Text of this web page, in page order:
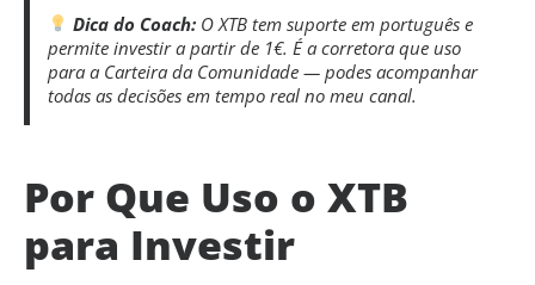
Dica do Coach: O XTB tem suporte em português e
permite investir a partir de 1€. É a corretora que uso
para a Carteira da Comunidade — podes acompanhar
todas as decisões em tempo real no meu canal.
Por Que Uso o XTB
para Investir